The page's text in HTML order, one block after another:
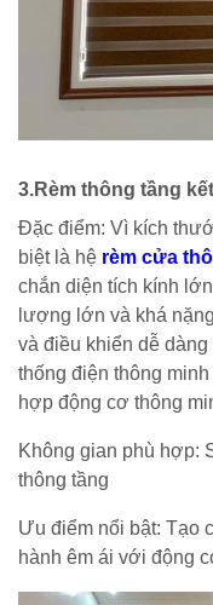
3.Rèm thông tầng
Đặc điểm: Vì kích
biệt là hệ rèm cửa
chắn diện tích kính
lượng lớn và khá
và điều khiển dễ
thống điện thông
hợp động cơ thông
Không gian phù hợp:
thông tầng
Ưu điểm nổi bật: Tạo
hành êm ái với động